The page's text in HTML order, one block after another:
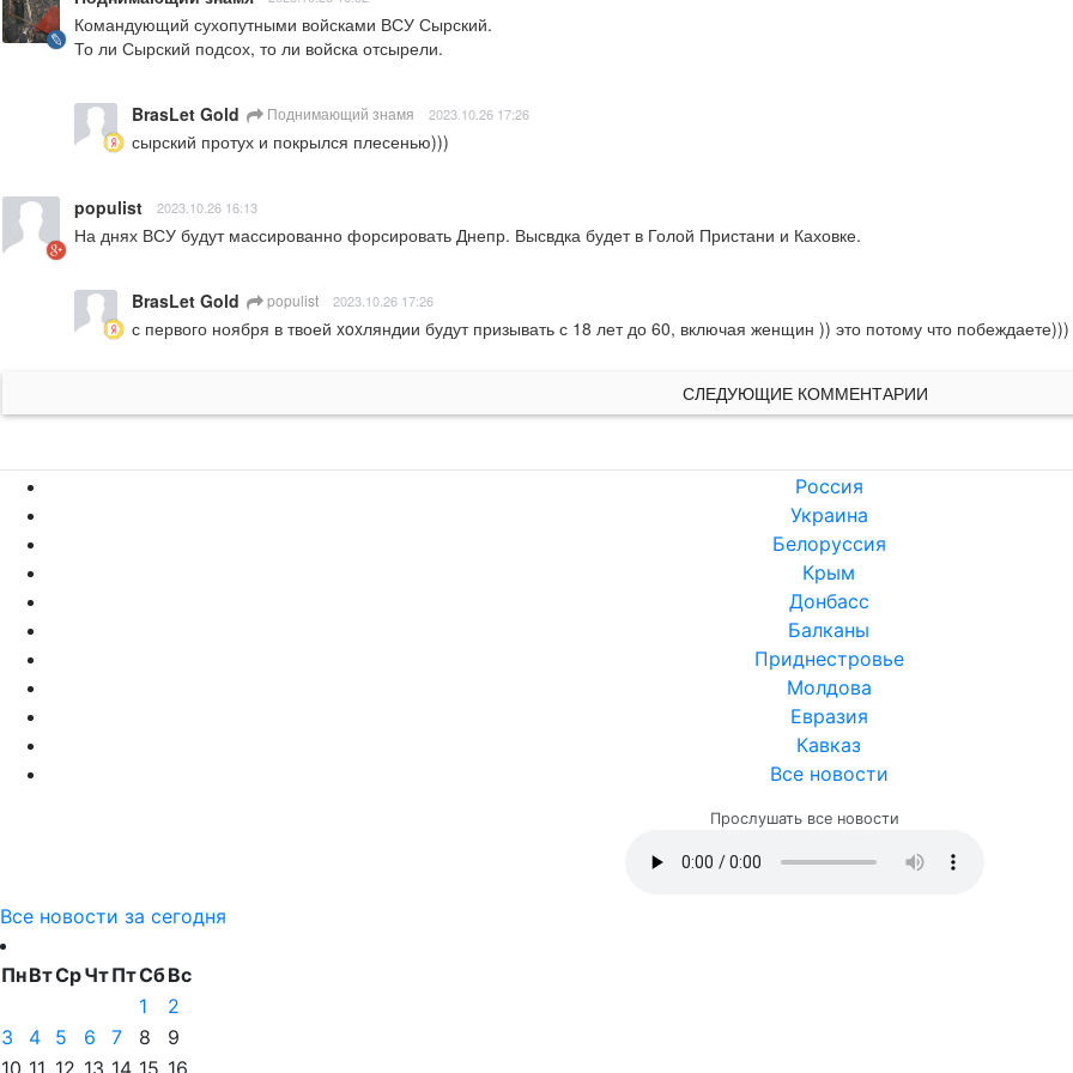
Командующий сухопутными войсками ВСУ Сырский.
То ли Сырский подсох, то ли войска отсырели.
BrasLet Gold Поднимающий знамя 2023.10.26 17:26
сырский протух и покрылся плесенью)))
populist 2023.10.26 16:13
На днях ВСУ будут массированно форсировать Днепр. Высвдка будет в Голой Пристани и Каховке.
BrasLet Gold populist 2023.10.26 17:26
с первого ноября в твоей xoxляндии будут призывать с 18 лет до 60, включая женщин )) это потому что побеждаете)))
СЛЕДУЮЩИЕ КОММЕНТАРИИ
Россия
Украина
Белоруссия
Крым
Донбасс
Балканы
Приднестровье
Молдова
Евразия
Кавказ
Все новости
Прослушать все новости
Все новости за сегодня
ПнВтСрЧтПтСбВс
1
2
3
4 5 6 7 8
9